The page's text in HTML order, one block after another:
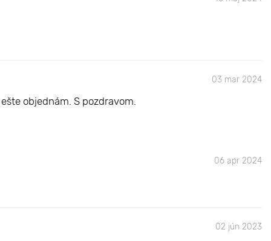
03 mar 2024
objednám. S pozdravom.
06 apr 2024
02 jún 2023